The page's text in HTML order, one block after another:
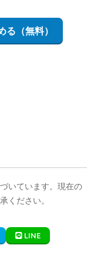
（無料）
いています。現在の
ください。
LINE